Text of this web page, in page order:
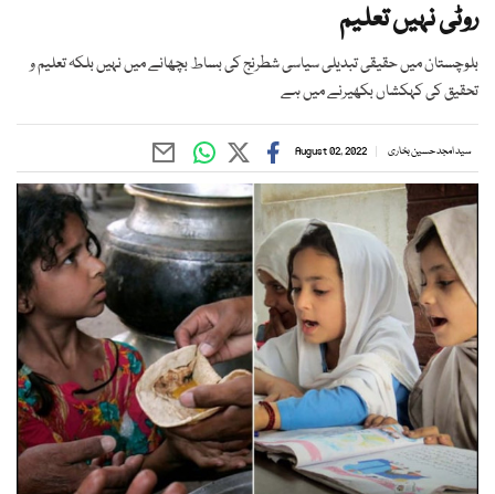
روٹی نہیں تعلیم
بلوچستان میں حقیقی تبدیلی سیاسی شطرنج کی بساط بچھانے میں نہیں بلکہ تعلیم و
تحقیق کی کہکشاں بکھیرنے میں ہے
سید امجد حسین بخاری August 02, 2022